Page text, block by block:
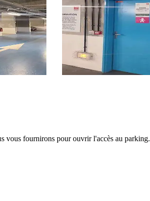
vous fournirons pour ouvrir l'accès au parking.